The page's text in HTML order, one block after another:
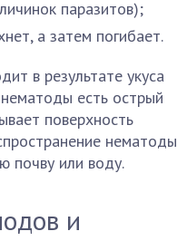
паразитов);
а затем погибает.
в результате укуса
есть острый
поверхность
нематоды
почву или воду.
и